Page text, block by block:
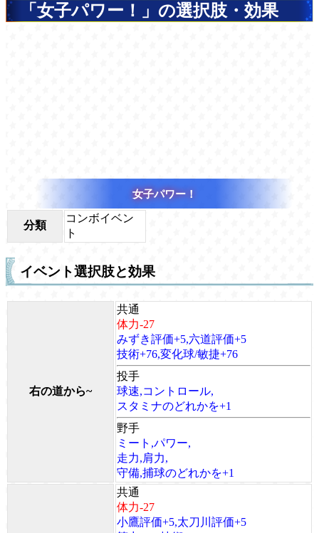
「女子パワー！」の選択肢・効果
女子パワー！
分類
コンボイベン
ト
イベント選択肢と効果
右の道から~
共通
体力-27
みずき評価+5,六道評価+5
技術+76,変化球/敏捷+76
投手
球速,コントロール,
スタミナのどれかを+1
野手
ミート,パワー,
走力,肩力,
守備,捕球のどれかを+1
共通
体力-27
小鷹評価+5,太刀川評価+5